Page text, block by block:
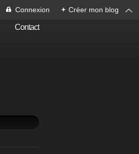
Connexion + Créer mon blog
Contact